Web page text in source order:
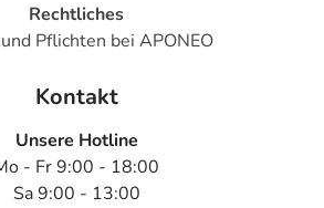
Rechtliches
Pflichten bei APONEO
Kontakt
Unsere Hotline
- Fr 9:00 - 18:00
Sa 9:00 - 13:00